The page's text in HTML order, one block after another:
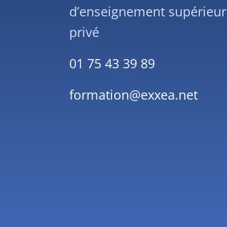
d’enseignement supérieur
privé
01 75 43 39 89
formation@exxea.net